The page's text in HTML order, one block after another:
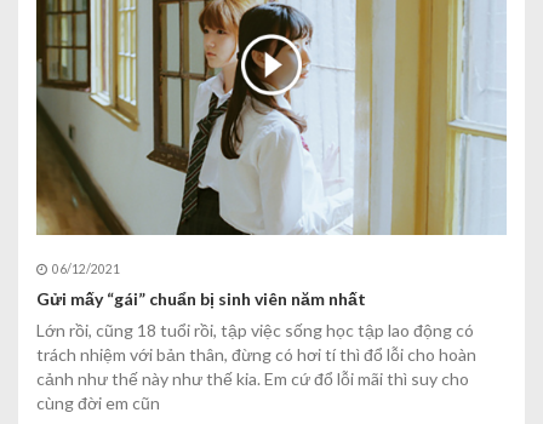
06/12/2021
Gửi mấy “gái” chuẩn bị sinh viên năm nhất
Lớn rồi, cũng 18 tuổi rồi, tập việc sống học tập lao động có
trách nhiệm với bản thân, đừng có hơi tí thì đổ lỗi cho hoàn
cảnh như thế này như thế kia. Em cứ đổ lỗi mãi thì suy cho
cùng đời em cũn